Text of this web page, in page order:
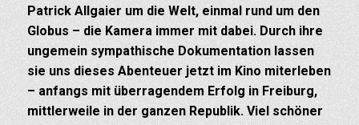
Patrick Allgaier um die Welt, einmal rund um den
Globus – die Kamera immer mit dabei. Durch ihre
ungemein sympathische Dokumentation lassen
sie uns dieses Abenteuer jetzt im Kino miterleben
– anfangs mit überragendem Erfolg in Freiburg,
mittlerweile in der ganzen Republik. Viel schöner